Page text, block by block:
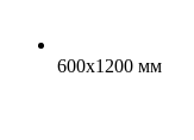
600x1200 мм